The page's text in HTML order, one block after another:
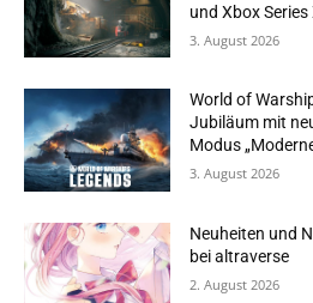
und Xbox Series
3. August 2026
World of
Jubiläum mit
Modus
3. August 2026
Neuheiten und
bei altraverse
2. August 2026